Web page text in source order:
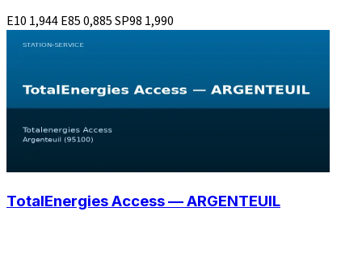
E10 1,944E850,885SP98 1,990
TotalEnergies Access — ARGENTEUIL